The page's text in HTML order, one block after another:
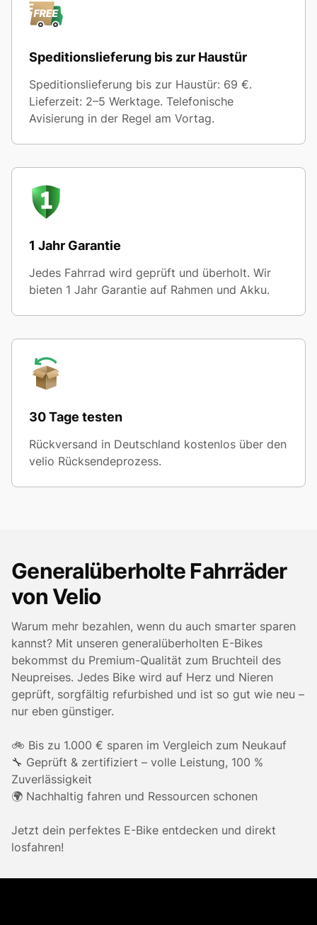
Speditionslieferung bis zur Haustür
Speditionslieferung bis zur Haustür: 69 €.
Lieferzeit: 2–5 Werktage. Telefonische
Avisierung in der Regel am Vortag.
1 Jahr Garantie
Jedes Fahrrad wird geprüft und überholt. Wir
bieten 1 Jahr Garantie auf Rahmen und Akku.
30 Tage testen
Rückversand in Deutschland kostenlos über den
velio Rücksendeprozess.
Generalüberholte Fahrräder
von Velio
Warum mehr bezahlen, wenn du auch smarter sparen
kannst? Mit unseren generalüberholten E-Bikes
bekommst du Premium-Qualität zum Bruchteil des
Neupreises. Jedes Bike wird auf Herz und Nieren
geprüft, sorgfältig refurbished und ist so gut wie neu –
nur eben günstiger.
🚲 Bis zu 1.000 € sparen im Vergleich zum Neukauf
🔧 Geprüft & zertifiziert – volle Leistung, 100 %
Zuverlässigkeit
🌍 Nachhaltig fahren und Ressourcen schonen
Jetzt dein perfektes E-Bike entdecken und direkt
losfahren!